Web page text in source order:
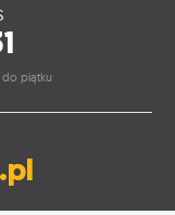
do piątku